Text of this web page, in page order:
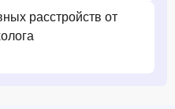
расстройств от